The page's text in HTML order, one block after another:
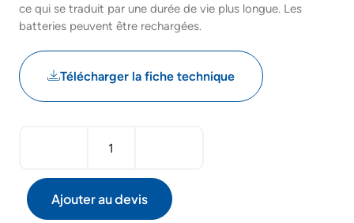
ce qui se traduit par une durée de vie plus longue. Les
batteries peuvent être rechargées.
Télécharger la fiche technique
Ajouter au devis